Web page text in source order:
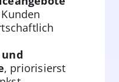
, priorisierst